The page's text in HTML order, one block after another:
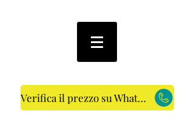
Verifica il prezzo su WhatsApp